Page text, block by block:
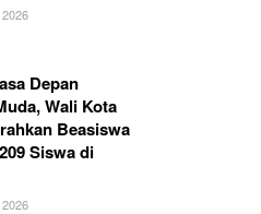
Depan
Wali Kota
Beasiswa
Siswa di